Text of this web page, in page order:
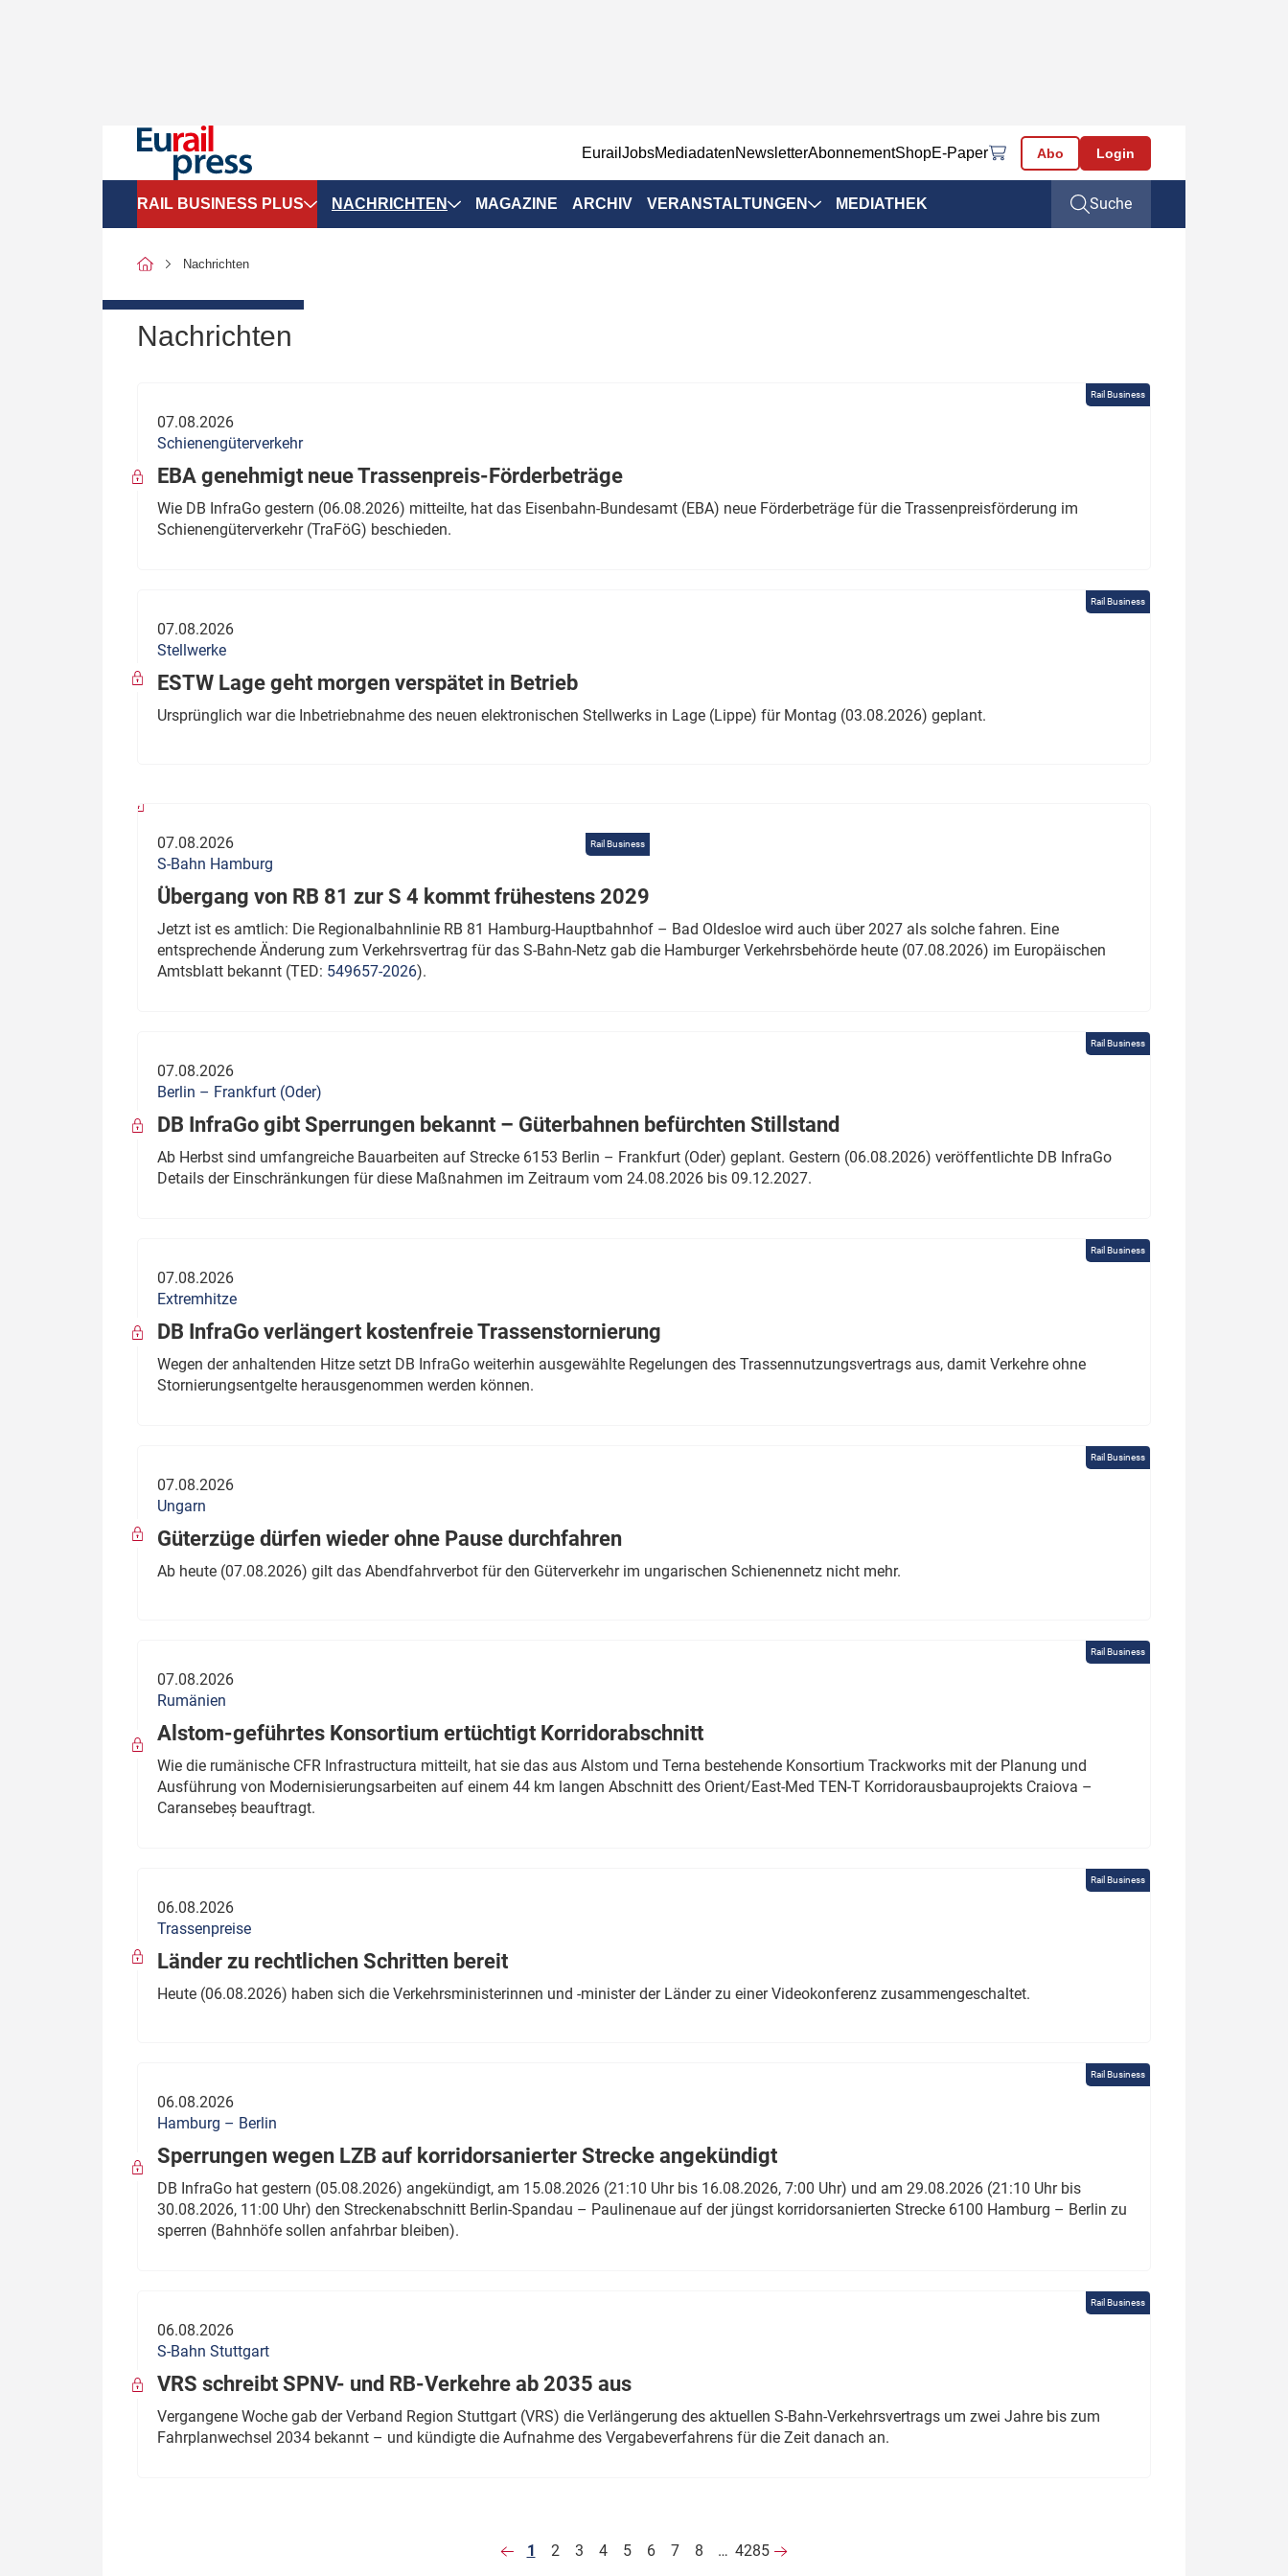
EurailJobsMediadatenNewsletterAbonnementShopE-Paper Abo Login
RAIL BUSINESS PLUS
SPNV-Marktdaten
Politik
Verbände: Wer spricht für
wen?
Thema des Monats
Dossier: Generalsanierung
Dossier: ETCS
NACHRICHTEN
Infrastruktur & Ausrüstung
ÖPNV
MAGAZINE ARCHIV VERANSTALTUNGEN MEDIATHEK Suche
Nachrichten
Nachrichten
Rail Business
07.08.2026
Schienengüterverkehr
EBA genehmigt neue Trassenpreis-Förderbeträge
Wie DB InfraGo gestern (06.08.2026) mitteilte, hat das Eisenbahn-Bundesamt (EBA) neue Förderbeträge für die Trassenpreisförderung im
Schienengüterverkehr (TraFöG) beschieden.
Rail Business
07.08.2026
Stellwerke
ESTW Lage geht morgen verspätet in Betrieb
Ursprünglich war die Inbetriebnahme des neuen elektronischen Stellwerks in Lage (Lippe) für Montag (03.08.2026) geplant.
Rail Business
07.08.2026
S-Bahn Hamburg
Übergang von RB 81 zur S 4 kommt frühestens 2029
Jetzt ist es amtlich: Die Regionalbahnlinie RB 81 Hamburg-Hauptbahnhof – Bad Oldesloe wird auch über 2027 als solche fahren. Eine
entsprechende Änderung zum Verkehrsvertrag für das S-Bahn-Netz gab die Hamburger Verkehrsbehörde heute (07.08.2026) im Europäischen
Amtsblatt bekannt (TED: 549657-2026).
Rail Business
07.08.2026
Berlin – Frankfurt (Oder)
DB InfraGo gibt Sperrungen bekannt – Güterbahnen befürchten Stillstand
Ab Herbst sind umfangreiche Bauarbeiten auf Strecke 6153 Berlin – Frankfurt (Oder) geplant. Gestern (06.08.2026) veröffentlichte DB InfraGo
Details der Einschränkungen für diese Maßnahmen im Zeitraum vom 24.08.2026 bis 09.12.2027.
Rail Business
07.08.2026
Extremhitze
DB InfraGo verlängert kostenfreie Trassenstornierung
Wegen der anhaltenden Hitze setzt DB InfraGo weiterhin ausgewählte Regelungen des Trassennutzungsvertrags aus, damit Verkehre ohne
Stornierungsentgelte herausgenommen werden können.
Rail Business
07.08.2026
Ungarn
Güterzüge dürfen wieder ohne Pause durchfahren
Ab heute (07.08.2026) gilt das Abendfahrverbot für den Güterverkehr im ungarischen Schienennetz nicht mehr.
Rail Business
07.08.2026
Rumänien
Alstom-geführtes Konsortium ertüchtigt Korridorabschnitt
Wie die rumänische CFR Infrastructura mitteilt, hat sie das aus Alstom und Terna bestehende Konsortium Trackworks mit der Planung und
Ausführung von Modernisierungsarbeiten auf einem 44 km langen Abschnitt des Orient/East-Med TEN-T Korridorausbauprojekts Craiova –
Caransebeș beauftragt.
Rail Business
06.08.2026
Trassenpreise
Länder zu rechtlichen Schritten bereit
Heute (06.08.2026) haben sich die Verkehrsministerinnen und -minister der Länder zu einer Videokonferenz zusammengeschaltet.
Rail Business
06.08.2026
Hamburg – Berlin
Sperrungen wegen LZB auf korridorsanierter Strecke angekündigt
DB InfraGo hat gestern (05.08.2026) angekündigt, am 15.08.2026 (21:10 Uhr bis 16.08.2026, 7:00 Uhr) und am 29.08.2026 (21:10 Uhr bis
30.08.2026, 11:00 Uhr) den Streckenabschnitt Berlin-Spandau – Paulinenaue auf der jüngst korridorsanierten Strecke 6100 Hamburg – Berlin zu
sperren (Bahnhöfe sollen anfahrbar bleiben).
Rail Business
06.08.2026
S-Bahn Stuttgart
VRS schreibt SPNV- und RB-Verkehre ab 2035 aus
Vergangene Woche gab der Verband Region Stuttgart (VRS) die Verlängerung des aktuellen S-Bahn-Verkehrsvertrags um zwei Jahre bis zum
Fahrplanwechsel 2034 bekannt – und kündigte die Aufnahme des Vergabeverfahrens für die Zeit danach an.
1 2 3 4 5 6 7 8 … 4285